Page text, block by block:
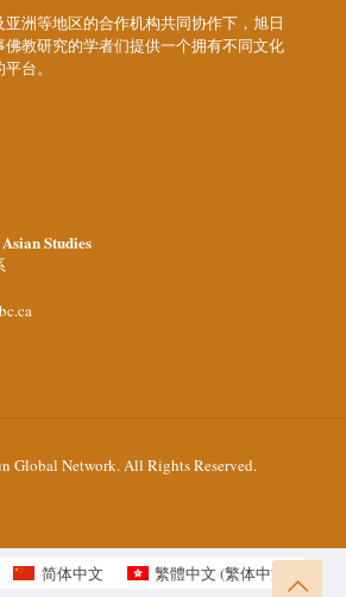
洲等地区的合作机构共同协作下，旭日
佛教研究的学者们提供一个拥有不同文化
台。
Studies
Global Network. All Rights Reserved.
简体中文 繁體中文 (繁体中文